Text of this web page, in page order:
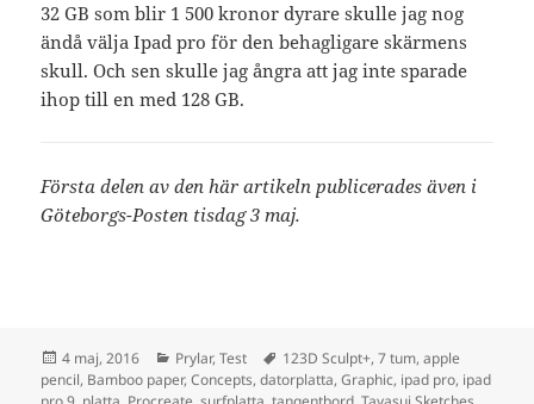
32 GB som blir 1 500 kronor dyrare skulle jag nog
ändå välja Ipad pro för den behagligare skärmens
skull. Och sen skulle jag ångra att jag inte sparade
ihop till en med 128 GB.
Första delen av den här artikeln publicerades även i
Göteborgs-Posten tisdag 3 maj.
Postat
4 maj, 2016 Kategorier
Prylar,Test Taggar
123D Sculpt+,7 tum,apple
pencil, Bamboo paper,Concepts,datorplatta,Graphic, ipad pro, ipad